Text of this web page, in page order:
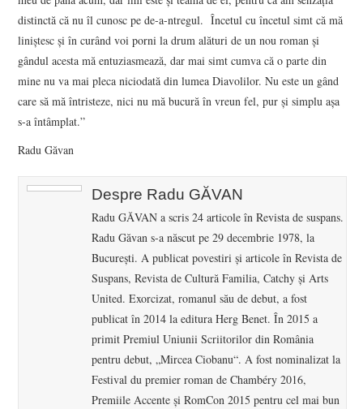
distinctă că nu îl cunosc pe de-a-ntregul. Încetul cu încetul simt că mă
liniştesc şi în curând voi porni la drum alături de un nou roman şi
gândul acesta mă entuziasmează, dar mai simt cumva că o parte din
mine nu va mai pleca niciodată din lumea Diavolilor. Nu este un gând
care să mă întristeze, nici nu mă bucură în vreun fel, pur şi simplu aşa
s-a întâmplat.”
Radu Găvan
Despre Radu GĂVAN
Radu GĂVAN a scris 24 articole în Revista de suspans.
Radu Găvan s-a născut pe 29 decembrie 1978, la
Bucureşti. A publicat povestiri și articole în Revista de
Suspans, Revista de Cultură Familia, Catchy și Arts
United. Exorcizat, romanul său de debut, a fost
publicat în 2014 la editura Herg Benet. În 2015 a
primit Premiul Uniunii Scriitorilor din România
pentru debut, „Mircea Ciobanu“. A fost nominalizat la
Festival du premier roman de Chambéry 2016,
Premiile Accente și RomCon 2015 pentru cel mai bun